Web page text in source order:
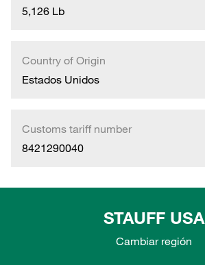
5,126 Lb
Country of Origin
Estados Unidos
Customs tariff number
8421290040
STAUFF USA
Cambiar región